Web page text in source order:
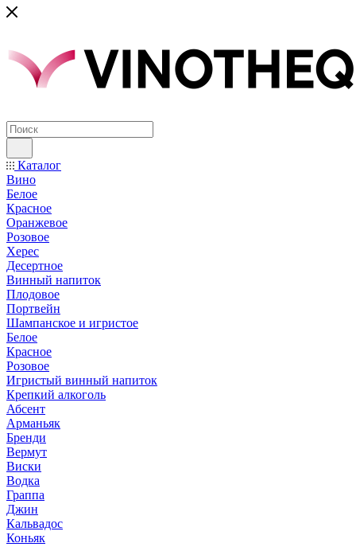
Каталог
Вино
Белое
Красное
Оранжевое
Розовое
Херес
Десертное
Винный напиток
Плодовое
Портвейн
Шампанское и игристое
Белое
Красное
Розовое
Игристый винный напиток
Крепкий алкоголь
Абсент
Арманьяк
Бренди
Вермут
Виски
Водка
Граппа
Джин
Кальвадос
Коньяк